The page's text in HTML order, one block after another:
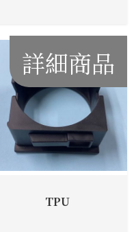
詳細商品
TPU